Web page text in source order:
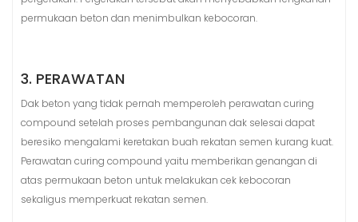
permukaan beton dan menimbulkan kebocoran.
3. PERAWATAN
Dak beton yang tidak pernah memperoleh perawatan curing
compound setelah proses pembangunan dak selesai dapat
beresiko mengalami keretakan buah rekatan semen kurang kuat.
Perawatan curing compound yaitu memberikan genangan di
atas permukaan beton untuk melakukan cek kebocoran
sekaligus memperkuat rekatan semen.